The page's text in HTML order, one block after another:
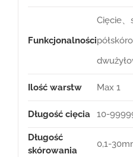
Funkcjonalności
Cięcie、
Ilość warstw Max 1
Długość cięcia 10-
Długość
skórowania
0,1-